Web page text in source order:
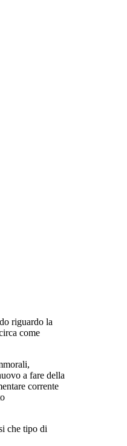
riguardo la
come
a fare della
corrente
che tipo di